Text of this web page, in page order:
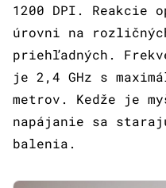
1200 DPI. Reakcie
úrovni na
priehľadných.
je 2,4 GHz s
metrov. Kedže je
napájanie sa
balenia.